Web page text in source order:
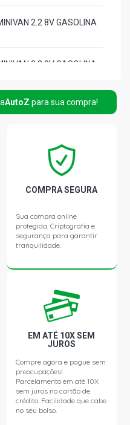
2.2 8V GASOLINA
2.2 8V GASOLINA
(1997 - 1999)
(1997 - 1999)
AutoZ para sua compra!
COMPRA SEGURA
Sua compra online
protegida. Criptografia e
segurança para garantir
tranquilidade.
EM ATÉ 10X SEM
JUROS
Compre agora e pague sem
preocupações!
Parcelamento em até 10X
sem juros no cartão de
crédito. Facilidade que cabe
no seu bolso.